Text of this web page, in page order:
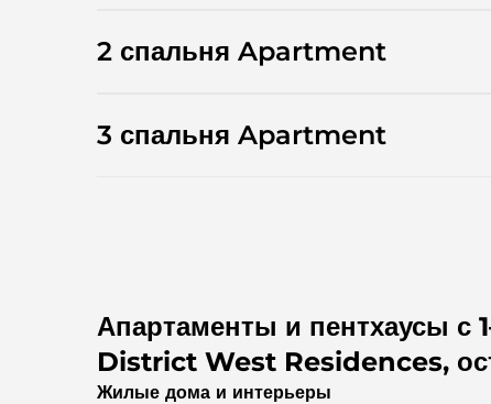
2 спальня Apartment
3 спальня Apartment
Апартаменты и пентхаусы с
District West Residences,
Жилые дома и интерьеры